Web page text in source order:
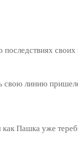
своих
свою линию
уже